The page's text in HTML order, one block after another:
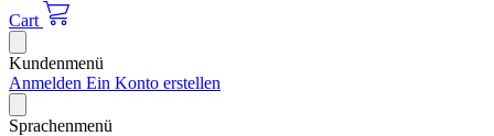
Cart
Kundenmenü
Anmelden Ein Konto erstellen
Sprachenmenü